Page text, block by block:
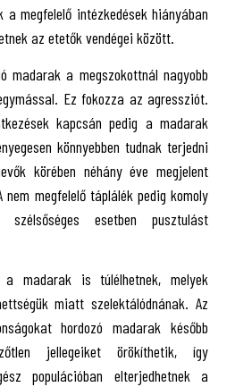
megfelelő intézkedések hiányában
az etetők vendégei között.
madarak a megszokottnál nagyobb
Ez fokozza az agressziót.
kapcsán pedig a madarak
könnyebben tudnak terjedni
körében néhány éve megjelent
nem megfelelő táplálék pedig komoly
szélsőséges esetben pusztulást
madarak is túlélhetnek, melyek
miatt szelektálódnának. Az
hordozó madarak később
jellegeiket örökíthetik, így
populációban elterjedhetnek a